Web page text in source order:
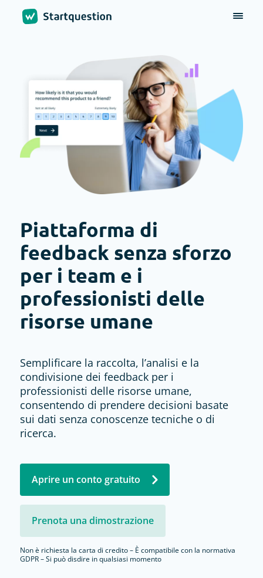
Piattaforma di
feedback senza sforzo
per i team e i
professionisti delle
risorse umane
Semplificare la raccolta, l’analisi e la
condivisione dei feedback per i
professionisti delle risorse umane,
consentendo di prendere decisioni basate
sui dati senza conoscenze tecniche o di
ricerca.
Aprire un conto gratuito
Prenota una dimostrazione
Non è richiesta la carta di credito – È compatibile con la normativa
GDPR – Si può disdire in qualsiasi momento